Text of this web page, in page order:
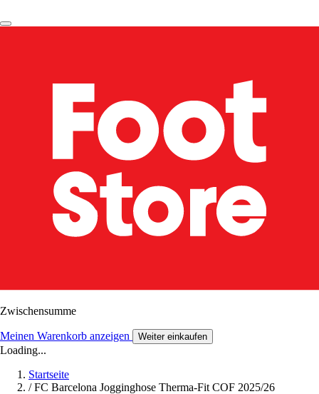
Zwischensumme
Meinen Warenkorb anzeigen Weiter einkaufen
Loading...
Startseite
/ FC Barcelona Jogginghose Therma-Fit COF 2025/26